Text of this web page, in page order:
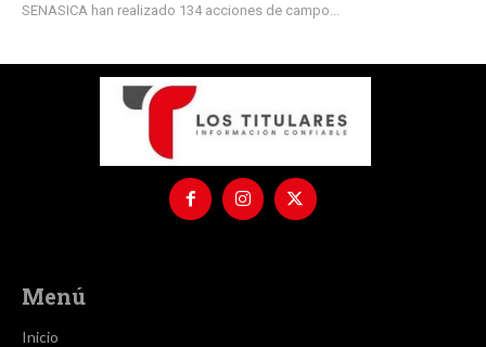
SENASICA han realizado 134 acciones de campo...
Menú
Inicio